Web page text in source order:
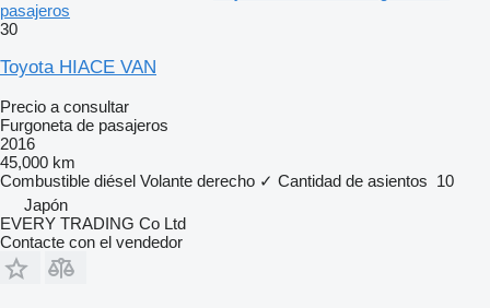
pasajeros
30
Toyota HIACE VAN
Precio a consultar
Furgoneta de pasajeros
2016
45,000 km
Combustible diésel Volante derecho ✓ Cantidad de asientos 10
Japón
EVERY TRADING Co Ltd
Contacte con el vendedor